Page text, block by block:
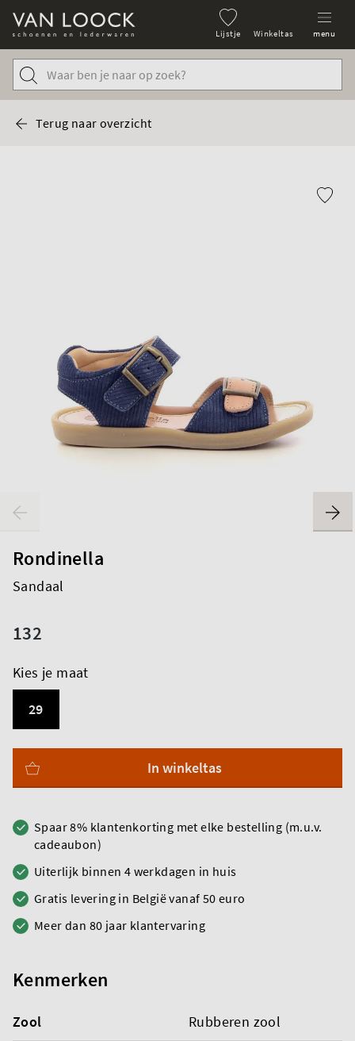
Lijstje Winkeltas menu
Terug naar overzicht
Rondinella
Sandaal
132
Kies je maat
29
In winkeltas
Spaar 8% klantenkorting met elke bestelling (m.u.v.
cadeaubon)
Uiterlijk binnen 4 werkdagen in huis
Gratis levering in België vanaf 50 euro
Meer dan 80 jaar klantervaring
Kenmerken
Zool Rubberen zool